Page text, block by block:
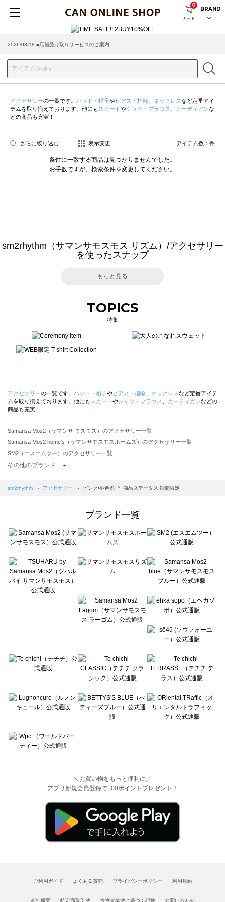
カート
0
BRAND
2026/03/18 ■店舗受け取りサービスのご案内
アクセサリーの一覧です。 ハット・帽子やピアス・指輪 ネックレスなど定番アイ
テムを取り揃えております。他にも スカート やシャツ・ブラウス カーディガンな
どの商品も充実！
さらに絞り込む 表示変更 アイテム数： 件
条件に一致する商品は見つかりませんでした。
お手数ですが、検索条件を変更してください。
sm2rhythm（サマンサモスモス リズム）/アクセサリー
を使ったスナップ
もっと見る
TOPICS
特集
アクセサリーの一覧です。 ハット・帽子やピアス・指輪 ネックレスなど定番アイテ
ムを取り揃えております。他にも スカート やシャツ・ブラウス カーディガンなどの
商品も充実！
Samansa Mos2（サマンサ モスモス）のアクセサリー一覧
Samansa Mos2 home's（サマンサモスモスホームズ）のアクセサリー一覧
SM2（エスエムツー）のアクセサリー一覧
TSUHARU by Samansa Mos2（ツハルバイサマンサモスモス）のアクセサリー一覧
Samansa Mos2 blue（サマンサモスモス ブルー）のアクセサリー一覧
sō4ū（ソウフォーユー）のアクセサリー一覧
Te chichi（テチチ）のアクセサリー一覧
Te chichi CLASSIC（テチチ クラシック）のアクセサリー一覧
Lugnoncure（ルノンキュール）のアクセサリー一覧
BETTY'S BLUE（べティーズブルー）のアクセサリー一覧
Wpc.（ワールドパーティー）のアクセサリー一覧
その他のブランド ＋
sm2rhythm アクセサリー ピンク/桃色系 商品ステータス:期間限定
ブランド一覧
＼お買い物をもっと便利に／
アプリ新規会員登録で100ポイントプレゼント！
ご利用ガイド よくある質問 プライバシーポリシー 利用規約
会社概要 特定商取引法 古物営業法に基づく記載 お問い合わせ